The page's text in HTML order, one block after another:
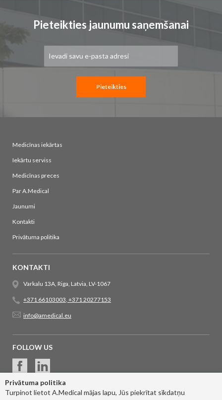
Privātuma politika
Turpinot lietot A.Medical mājas lapu, Jūs piekrītat sīkdatņu
Pieteikties jaunumu saņemšanai
saņemšanai:
Pieteikties
Medicīnas iekārtas
Iekārtu serviss
Medicīnas preces
Par A.Medical
Jaunumi
Kontakti
Privātuma politika
KONTAKTI
Varkalu 13A, Riga, Latvia, LV-1067
+371 66103003 +371 20277153
info@amedical.eu
FOLLOW US